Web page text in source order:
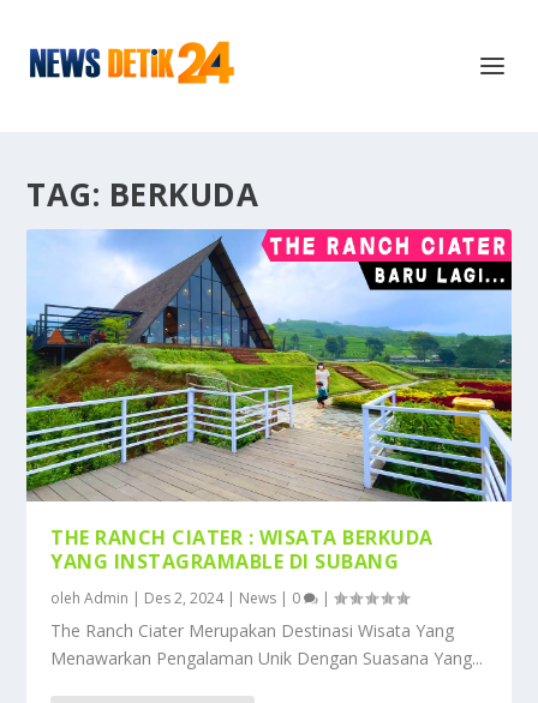
TAG: BERKUDA
THE RANCH CIATER : WISATA BERKUDA
YANG INSTAGRAMABLE DI SUBANG
olehAdmin | Des 2, 2024| News | 0 |
The Ranch Ciater Merupakan Destinasi Wisata Yang
Menawarkan Pengalaman Unik Dengan Suasana Yang...